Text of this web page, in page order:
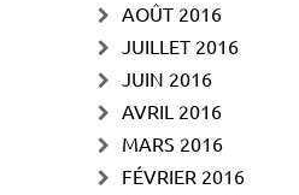
AOÛT 2016
JUILLET 2016
JUIN 2016
AVRIL 2016
MARS 2016
FÉVRIER 2016